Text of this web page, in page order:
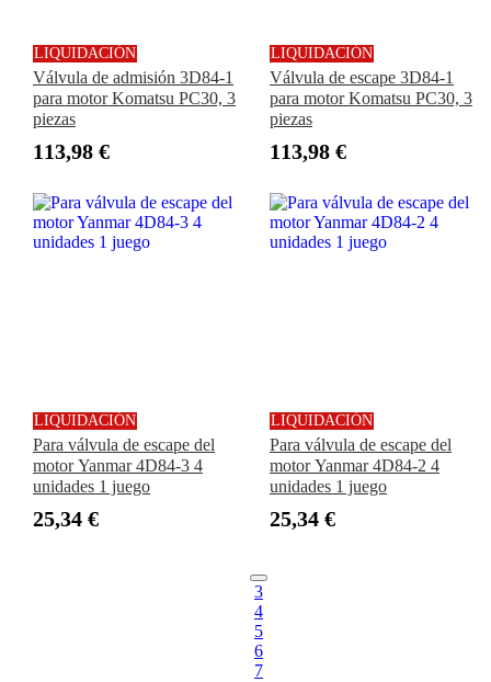
LIQUIDACIÓN
Válvula de admisión 3D84-1
para motor Komatsu PC30, 3
piezas
113,98 €
LIQUIDACIÓN
Válvula de escape 3D84-1
para motor Komatsu PC30, 3
piezas
113,98 €
LIQUIDACIÓN
Para válvula de escape del
motor Yanmar 4D84-3 4
unidades 1 juego
25,34 €
LIQUIDACIÓN
Para válvula de escape del
motor Yanmar 4D84-2 4
unidades 1 juego
25,34 €
3
4
5
6
7